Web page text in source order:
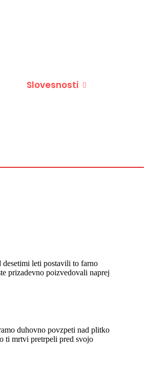
Slovesnosti
prizadevno poizvedovali naprej
ti mrtvi pretrpeli pred svojo